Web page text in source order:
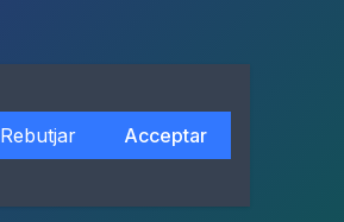
Rebutjar Acceptar